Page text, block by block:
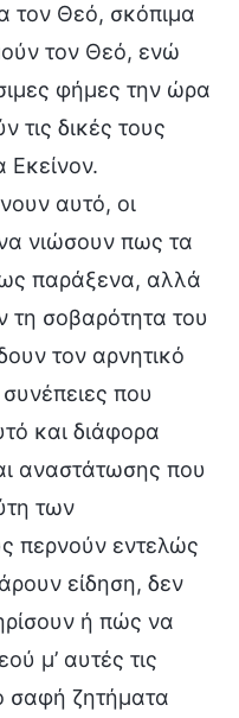
τον Θεό, σκόπιμα
τον Θεό, ενώ
φήμες την ώρα
τις δικές τους
Εκείνον.
αυτό, οι
νιώσουν πως τα
παράξενα, αλλά
τη σοβαρότητα του
τον αρνητικό
που
και διάφορα
αναστάτωσης που
των
περνούν εντελώς
είδηση, δεν
ή πώς να
μ’ αυτές τις
σαφή ζητήματα